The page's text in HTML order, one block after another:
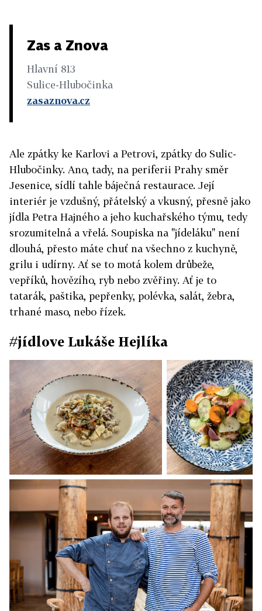
Zas a Znova
Hlavní 813
Sulice-Hlubočinka
zasaznova.cz
Ale zpátky ke Karlovi a Petrovi, zpátky do Sulic-
Hlubočinky. Ano, tady, na periferii Prahy směr
Jesenice, sídlí tahle báječná restaurace. Její
interiér je vzdušný, přátelský a vkusný, přesně jako
jídla Petra Hajného a jeho kuchařského týmu, tedy
srozumitelná a vřelá. Soupiska na "jídeláku" není
dlouhá, přesto máte chuť na všechno z kuchyně,
grilu i udírny. Ať se to motá kolem drůbeže,
vepříků, hovězího, ryb nebo zvěřiny. Ať je to
tatarák, paštika, pepřenky, polévka, salát, žebra,
trhané maso, nebo řízek.
#jídlove Lukáše Hejlíka